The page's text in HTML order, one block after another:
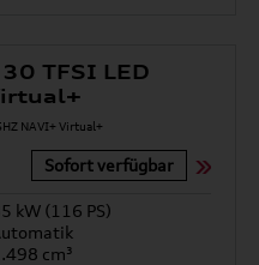
TFSI LED
Sofort verfügbar
kW (116 PS)
cm³